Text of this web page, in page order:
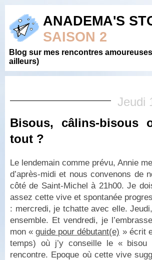
ANADEMA'S
SAISON 2
Blog sur mes rencontres
ailleurs)
Jeudi
Bisous, câlins-bisous
tout ?
Le lendemain comme prévu, Annie
d’après-midi et nous convenons de
côté de Saint-Michel à 21h00. Je
assez cette vive et spontanée
: mercredi, je tchatte avec elle.
ensemble. Et vendredi, je
mon «guide pour débutant(e) » écrit
temps) où j’y conseille le «
rencontre. Epoque où cette vive